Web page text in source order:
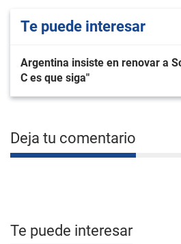
Te puede interesar
Argentina insiste en renovar a
C es que siga"
Deja tu comentario
Te puede interesar